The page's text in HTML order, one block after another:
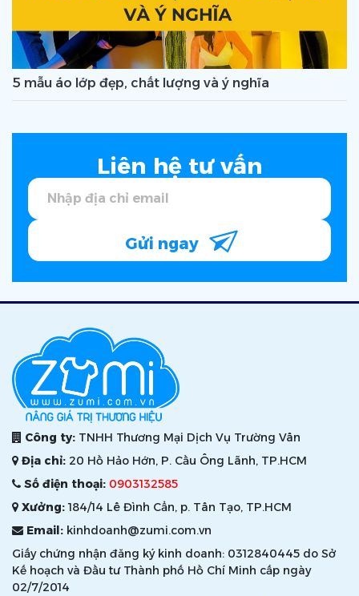
5 mẫu áo lớp đẹp, chất lượng và ý nghĩa
Liên hệ tư vấn
Gửi ngay
Công ty: TNHH Thương Mại Dịch Vụ Trường Vân
Địa chỉ: 20 Hồ Hảo Hớn, P. Cầu Ông Lãnh, TP.HCM
Số điện thoại: 0903132585
Xưởng:184/14 Lê Đình Cẩn, p. Tân Tạo, TP.HCM
Email: kinhdoanh@zumi.com.vn
Giấy chứng nhận đăng ký kinh doanh: 0312840445 do Sở
Kế hoạch và Đầu tư Thành phố Hồ Chí Minh cấp ngày
02/7/2014